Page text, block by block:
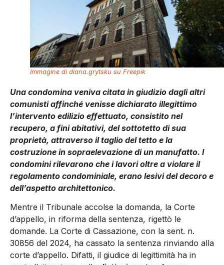
Immagine di diana.grytsku su Freepik
Una condomina veniva citata in giudizio dagli altri
comunisti affinché venisse dichiarato illegittimo
l’intervento edilizio effettuato, consistito nel
recupero, a fini abitativi, del sottotetto di sua
proprietà, attraverso il taglio del tetto e la
costruzione in sopraelevazione di un manufatto. I
condomini rilevarono che i lavori oltre a violare il
regolamento condominiale, erano lesivi del decoro e
dell’aspetto architettonico.
Mentre il Tribunale accolse la domanda, la Corte
d’appello, in riforma della sentenza, rigettò le
domande. La Corte di Cassazione, con la sent. n.
30856 del 2024, ha cassato la sentenza rinviando alla
corte d’appello. Difatti, il giudice di legittimità ha in